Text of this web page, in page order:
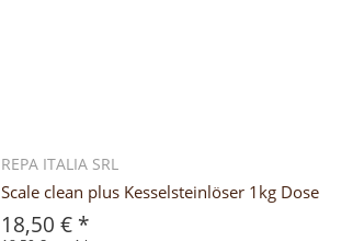
REPA ITALIA SRL
Scale clean plus Kesselsteinlöser 1kg Dose
18,50 € *